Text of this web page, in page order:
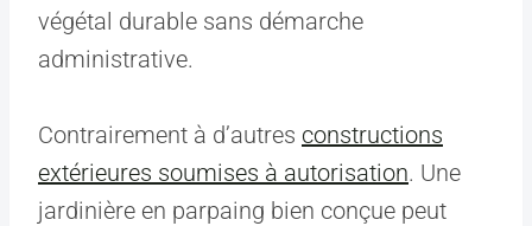
végétal durable sans démarche
administrative.
Contrairement à d’autres constructions
extérieures soumises à autorisation. Une
jardinière en parpaing bien conçue peut